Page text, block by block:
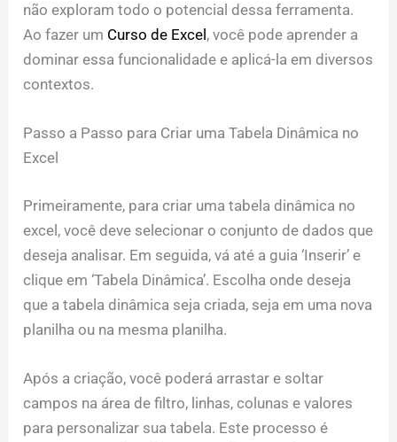
não exploram todo o potencial dessa ferramenta.
Ao fazer um Curso de Excel , você pode aprender a
dominar essa funcionalidade e aplicá-la em diversos
contextos.
Passo a Passo para Criar uma Tabela Dinâmica no
Excel
Primeiramente, para criar uma tabela dinâmica no
excel, você deve selecionar o conjunto de dados que
deseja analisar. Em seguida, vá até a guia ‘Inserir’ e
clique em ‘Tabela Dinâmica’. Escolha onde deseja
que a tabela dinâmica seja criada, seja em uma nova
planilha ou na mesma planilha.
Após a criação, você poderá arrastar e soltar
campos na área de filtro, linhas, colunas e valores
para personalizar sua tabela. Este processo é